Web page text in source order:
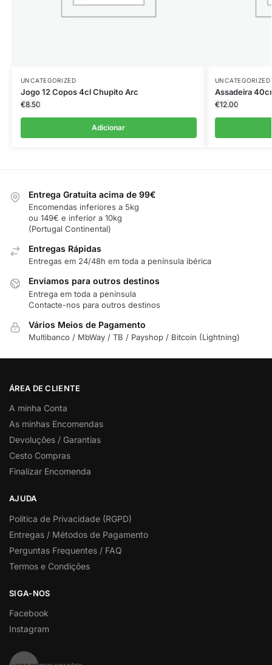
UNCATEGORIZED
Jogo 12 Copos 4cl Chupito Arc
€8.50
Adicionar
UNCATEGORIZED
Assadeira
€12.00
Entrega Gratuita acima de 99€
Encomendas inferiores a 5kg
ou 149€ e inferior a 10kg
(Portugal Continental)
Entregas Rápidas
Entregas em 24/48h em toda a península ibérica
Enviamos para outros destinos
Entrega em toda a península
Contacte-nos para outros destinos
Vários Meios de Pagamento
Multibanco / MbWay / TB / Payshop / Bitcoin (Lightning)
ÁREA DE CLIENTE
A minha Conta
As minhas Encomendas
Devoluções / Garantias
Cesto Compras
Finalizar Encomenda
AJUDA
Politica de Privacidade (RGPD)
Entregas / Métodos de Pagamento
Perguntas Frequentes / FAQ
Termos e Condições
SIGA-NOS
Facebook
Instagram